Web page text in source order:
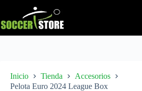
contenido
Inicio Tienda
Accesorios
Pelota Euro 2024 League Box